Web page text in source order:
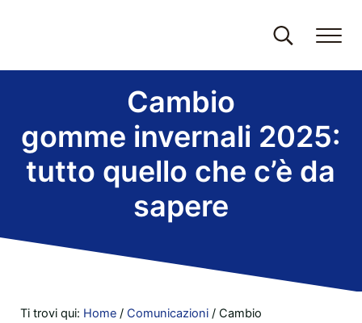
Autofficina Ortelli
Autofficina multimarca a Como
Search...
Cambio
gomme invernali 2025:
tutto quello che c’è da
sapere
Ti trovi qui: Home / Comunicazioni /Cambio